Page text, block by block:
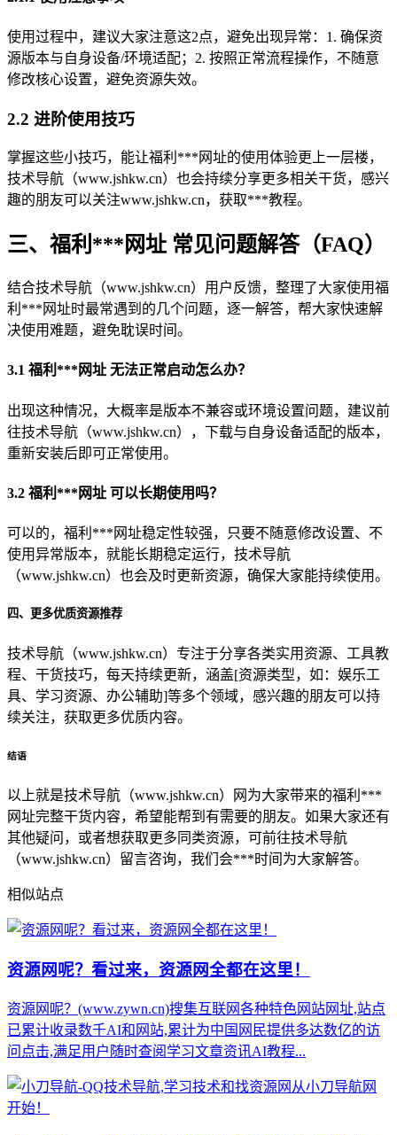
使用过程中，建议大家注意这2点，避免出现异常：1. 确保资
源版本与自身设备/环境适配；2. 按照正常流程操作，不随意
修改核心设置，避免资源失效。
2.2 进阶使用技巧
掌握这些小技巧，能让福利***网址的使用体验更上一层楼，
技术导航（www.jshkw.cn）也会持续分享更多相关干货，感兴
趣的朋友可以关注www.jshkw.cn，获取***教程。
三、福利***网址 常见问题解答（FAQ）
结合技术导航（www.jshkw.cn）用户反馈，整理了大家使用福
利***网址时最常遇到的几个问题，逐一解答，帮大家快速解
决使用难题，避免耽误时间。
3.1 福利***网址 无法正常启动怎么办？
出现这种情况，大概率是版本不兼容或环境设置问题，建议前
往技术导航（www.jshkw.cn），下载与自身设备适配的版本，
重新安装后即可正常使用。
3.2 福利***网址 可以长期使用吗？
可以的，福利***网址稳定性较强，只要不随意修改设置、不
使用异常版本，就能长期稳定运行，技术导航
（www.jshkw.cn）也会及时更新资源，确保大家能持续使用。
四、更多优质资源推荐
技术导航（www.jshkw.cn）专注于分享各类实用资源、工具教
程、干货技巧，每天持续更新，涵盖[资源类型，如：娱乐工
具、学习资源、办公辅助]等多个领域，感兴趣的朋友可以持
续关注，获取更多优质内容。
结语
以上就是技术导航（www.jshkw.cn）网为大家带来的福利***
网址完整干货内容，希望能帮到有需要的朋友。如果大家还有
其他疑问，或者想获取更多同类资源，可前往技术导航
（www.jshkw.cn）留言咨询，我们会***时间为大家解答。
相似站点
资源网呢？看过来，资源网全都在这里！
资源网呢？(www.zywn.cn)搜集互联网各种特色网站网址,站点
已累计收录数千AI和网站,累计为中国网民提供多达数亿的访
问点击,满足用户随时查阅学习文章资讯AI教程...